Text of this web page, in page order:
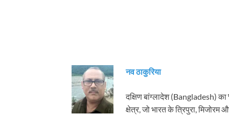
नव ठाकुरिया
दक्षिण बांग्लादेश (Bangladesh) का
क्षेत्र, जो भारत के त्रिपुरा,